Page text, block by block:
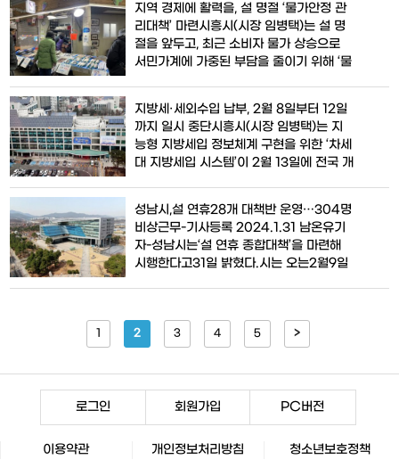
다.지원 규모는 총 600억 원이다. 기업의
운전자금에 한하며, 업체당 융자지원 한도
는 3억 원 이내다. 1~3년 상환조건을 선택
할 수 있고, 대출 금리의 0.5%에서 최대
3%(특별금
지역 경제에 활력을, 설 명절 ‘물가안정 관
리대책’ 마련시흥시(시장 임병택)는 설 명
절을 앞두고, 최근 소비자 물가 상승으로
서민가계에 가중된 부담을 줄이기 위해 ‘물
명절 성수품 16개 품목의 가격 및 수급 동
향을 관리하고, 가격 및 원산지 표시 이행
여부를 점검할 계획이다.불공정 상거래 행
위도 집중적으로 단속한다. 시는 경기도와
2월 5일
지방세·세외수입 납부, 2월 8일부터 12일
까지 일시 중단시흥시(시장 임병택)는 지
능형 지방세입 정보체계 구현을 위한 ‘차세
대 지방세입 시스템’이 2월 13일에 전국 개
연휴를 포함한 오는 2월 8일부터 12일까
지다. 이 기간에는 시스템 이관작업 실시에
따라 모든 지방세와 세외수입 납부 서비스
가 중단된다.특히 설 연휴 전날인 2월 8일
은 저녁 6
성남시,설 연휴28개 대책반 운영…304명
비상근무-기사등록 2024.1.31 남온유기
자-성남시는‘설 연휴 종합대책’을 마련해
시행한다고31일 밝혔다.시는 오는2월9일
개 대책반을 편성·운영해 시민의 편안한 명
절을 지원한다.이 기간,비상근무 인원은
304명이다.안전 분야는 도로·상하수도·재
난 재해 대책 상황반이24시간 상황 근무
체계를 유지해 사건
1 2 3 4 5 >
로그인 회원가입 PC버전
이용약관 개인정보처리방침 청소년보호정책